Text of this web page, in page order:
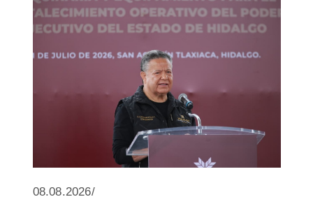
08.08.2026/